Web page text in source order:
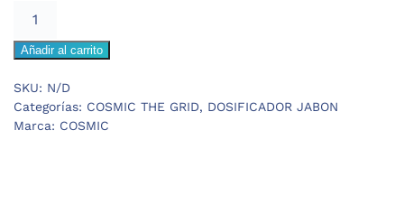
GRID
ENCIMERA
cantidad
Añadir al carrito
SKU: N/D
Categorías: COSMIC THE GRID, DOSIFICADOR JABON
Marca: COSMIC